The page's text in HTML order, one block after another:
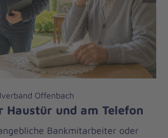
Offenbach
Haustür und am Telefon
Bankmitarbeiter oder